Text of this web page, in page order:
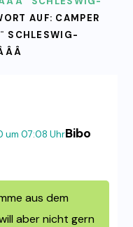
AUF: CAMPER
SCHLESWIG-
Bibo
um 07:08 Uhr
aus dem
aber nicht gern